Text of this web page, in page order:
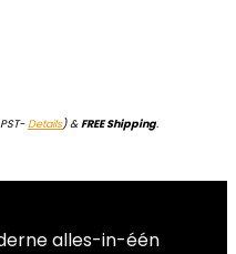
Details)&FREE Shipping.
alles-in-één